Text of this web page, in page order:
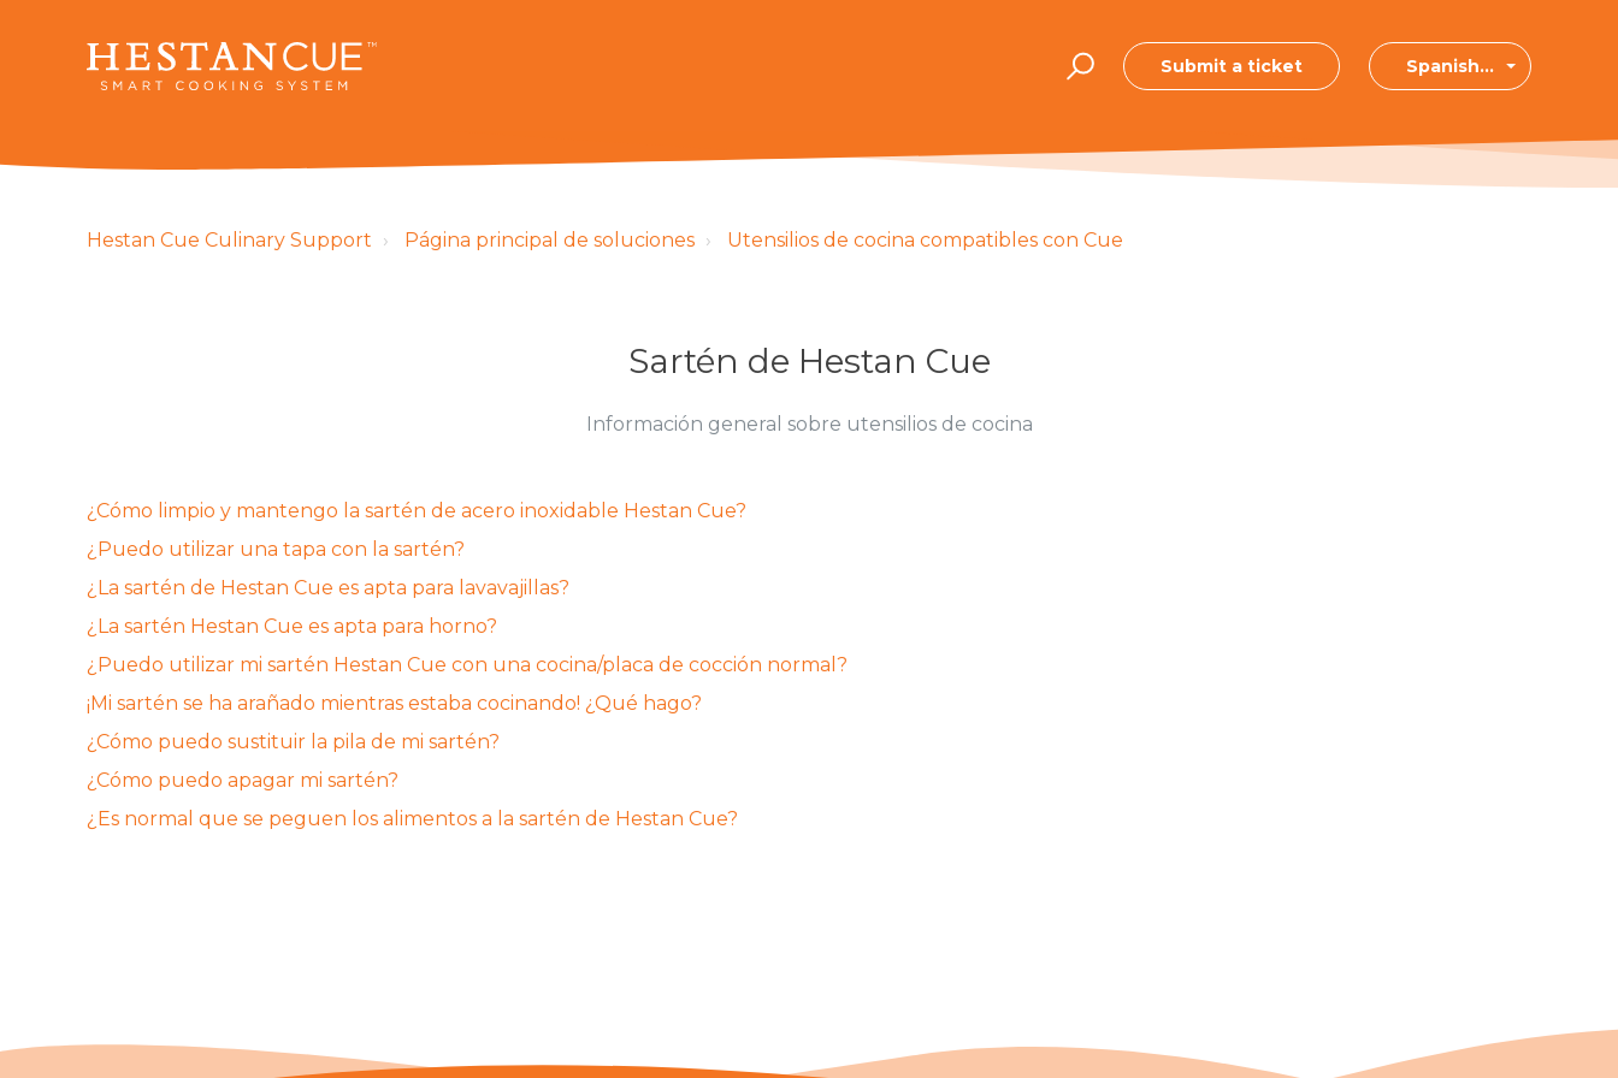
Submit a ticket Spanish...
Hestan Cue Culinary Support Página principal de soluciones Utensilios de cocina compatibles con Cue
Sartén de Hestan Cue
Información general sobre utensilios de cocina
¿Cómo limpio y mantengo la sartén de acero inoxidable Hestan Cue?
¿Puedo utilizar una tapa con la sartén?
¿La sartén de Hestan Cue es apta para lavavajillas?
¿La sartén Hestan Cue es apta para horno?
¿Puedo utilizar mi sartén Hestan Cue con una cocina/placa de cocción normal?
¡Mi sartén se ha arañado mientras estaba cocinando! ¿Qué hago?
¿Cómo puedo sustituir la pila de mi sartén?
¿Cómo puedo apagar mi sartén?
¿Es normal que se peguen los alimentos a la sartén de Hestan Cue?